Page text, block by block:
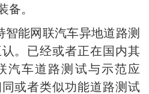
备。
能网联汽车异地道路测
。已经或者正在国内其
汽车道路测试与示范应
或者类似功能道路测试